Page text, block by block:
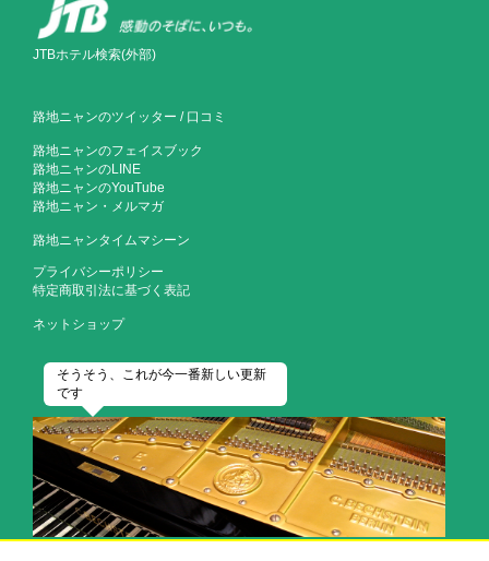
JTBホテル検索(外部)
路地ニャンのツイッター / 口コミ
路地ニャンのフェイスブック
路地ニャンのLINE
路地ニャンのYouTube
路地ニャン・メルマガ
路地ニャンタイムマシーン
プライバシーポリシー
特定商取引法に基づく表記
ネットショップ
そうそう、これが今一番新しい更新
です